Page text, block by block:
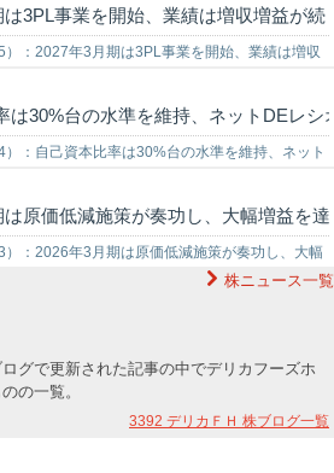
3PL事業を開始、業績は増収増益が続
：2027年3月期は3PL事業を開始、業績は増収
ホールディングス<3392>…
は30%台の水準を維持、ネットDEレシ
：自己資本比率は30%台の水準を維持、ネット
カフーズホールディングス<33…
原価低減施策が奏功し、大幅増益を達
：2026年3月期は原価低減施策が奏功し、大幅
株ニュース一覧
グで更新された記事の中でデリカフーズホ
の一覧。
3392 デリカＦＨ 株ブログ一覧